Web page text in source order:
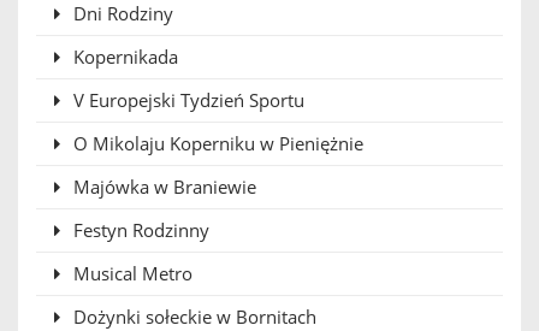
Dni Rodziny
Kopernikada
V Europejski Tydzień Sportu
O Mikolaju Koperniku w Pieniężnie
Majówka w Braniewie
Festyn Rodzinny
Musical Metro
Dożynki sołeckie w Bornitach